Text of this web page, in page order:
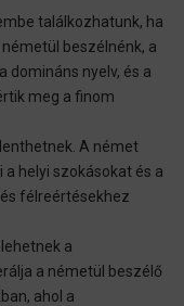
találkozhatunk, ha
beszélnénk, a
domináns nyelv, és a
meg a finom
A német
helyi szokásokat és a
félreértésekhez
a
a németül beszélő
ahol a